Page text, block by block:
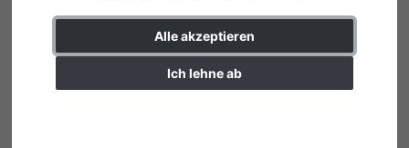
Alle akzeptieren
Ich lehne ab